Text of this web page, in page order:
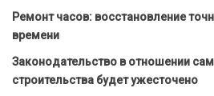
Ремонт часов: восстановление
времени
Законодательство в отношении
строительства будет ужесточено